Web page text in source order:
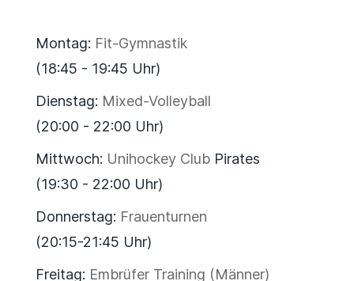
Montag: Fit-Gymnastik
(18:45 - 19:45 Uhr)
Dienstag: Mixed-Volleyball
(20:00 - 22:00 Uhr)
Mittwoch: Unihockey ClubPirates
(19:30 - 22:00 Uhr)
Donnerstag: Frauenturnen
(20:15-21:45 Uhr)
Freitag: Embrüfer Training (Männer)